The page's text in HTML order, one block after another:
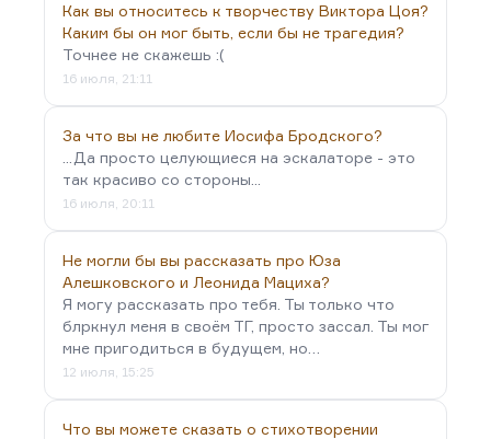
Как вы относитесь к творчеству Виктора Цоя?
Каким бы он мог быть, если бы не трагедия?
Точнее не скажешь :(
16 июля, 21:11
За что вы не любите Иосифа Бродского?
...Да просто целующиеся на эскалаторе - это
так красиво со стороны...
16 июля, 20:11
Не могли бы вы рассказать про Юза
Алешковского и Леонида Мациха?
Я могу рассказать про тебя. Ты только что
блркнул меня в своём ТГ, просто зассал. Ты мог
мне пригодиться в будущем, но…
12 июля, 15:25
Что вы можете сказать о стихотворении